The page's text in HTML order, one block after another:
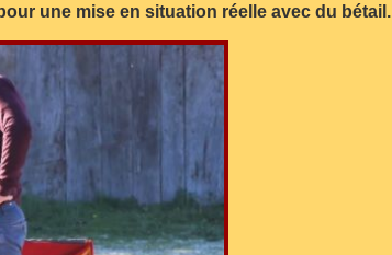
une mise en situation réelle avec du bétail.